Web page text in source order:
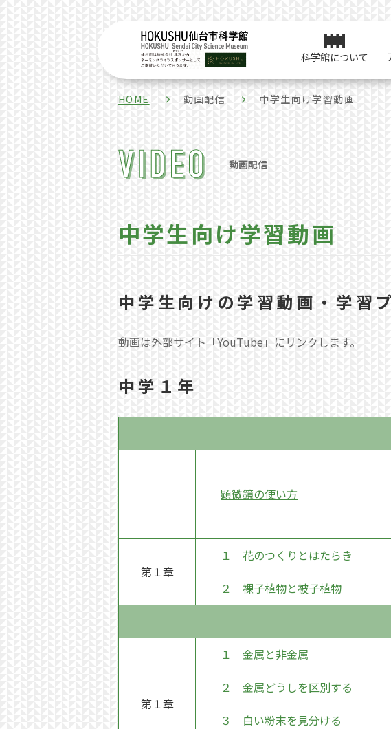
科学館について
HOME 動画配信 中学生向け学習動画
動画配信
中学生向け学習動画
中学生向けの学習動画・学習
動画は外部サイト「YouTube」にリンクします。
中学１年
顕微鏡の使い方
第１章
１ 花のつくりとはたらき
２ 裸子植物と被子植物
第１章
１ 金属と非金属
２ 金属どうしを区別する
３ 白い粉末を見分ける